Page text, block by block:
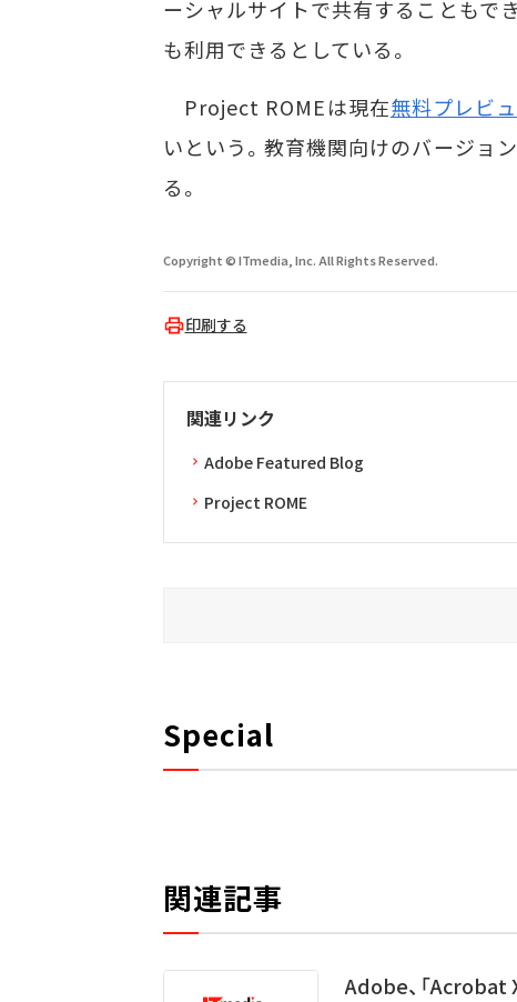
ーシャルサイトで共有することもで
も利用できるとしている。
Project ROMEは現在無料プレビ
いという。教育機関向けのバージョ
る。
Copyright © ITmedia, Inc. All Rights Reserved.
印刷する
関連リンク
Adobe Featured Blog
Project ROME
Special
関連記事
Adobe、「Acrobat